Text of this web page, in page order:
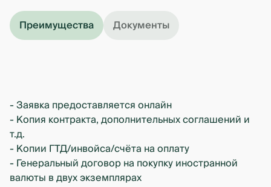
Преимущества Документы
- Заявка предоставляется онлайн
- Копия контракта, дополнительных соглашений и
т.д.
- Копии ГТД/инвойса/счёта на оплату
- Генеральный договор на покупку иностранной
валюты в двух экземплярах